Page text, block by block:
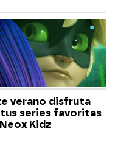
verano disfruta
series favoritas
Kidz